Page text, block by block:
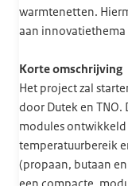
warmtenetten.
aan innovatiethema
Korte omschrijving
Het project zal
door Dutek en TNO.
modules
temperatuurbereik
(propaan, butaan